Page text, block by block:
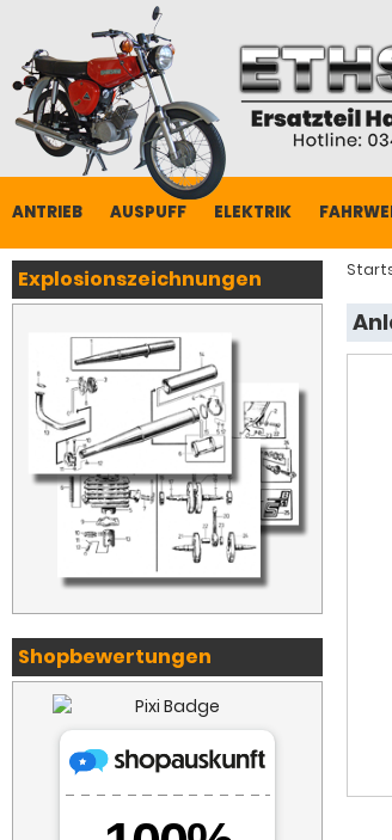
ANTRIEB AUSPUFF ELEKTRIK
Explosionszeichnungen
Shopbewertungen